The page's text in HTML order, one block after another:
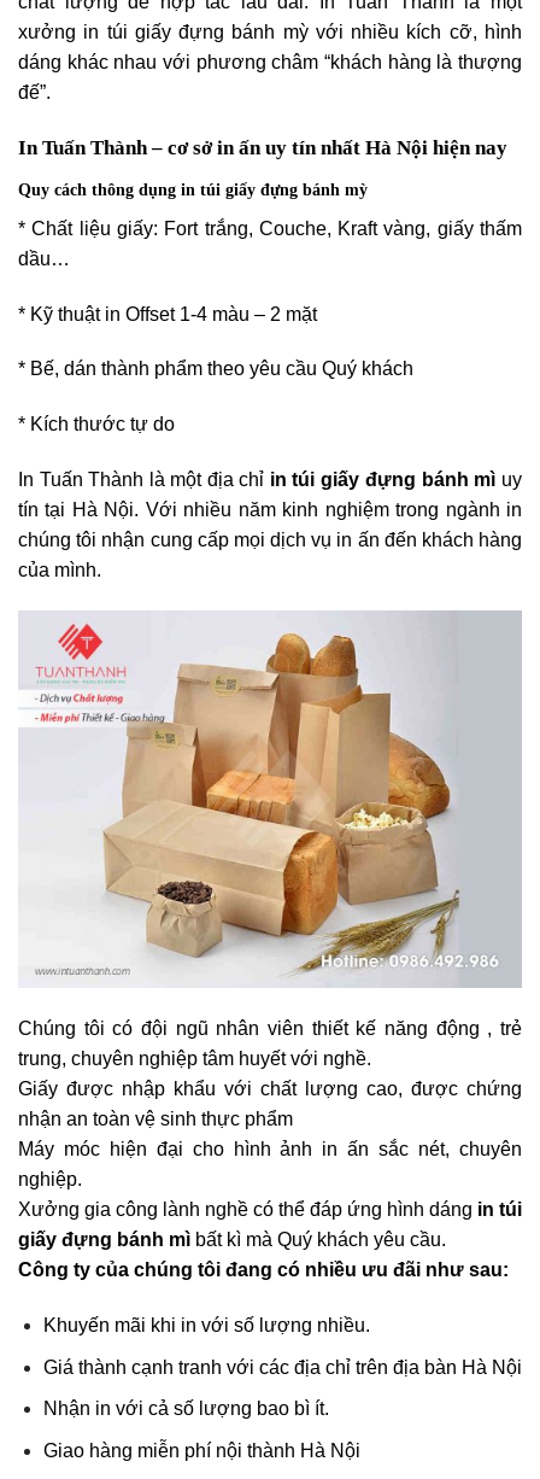
xưởng in túi giấy đựng bánh mỳ với nhiều kích cỡ, hình
dáng khác nhau với phương châm “khách hàng là thượng
đế”.
In Tuấn Thành – cơ sở in ấn uy tín nhất Hà Nội hiện nay
Quy cách thông dụng in túi giấy đựng bánh mỳ
* Chất liệu giấy: Fort trắng, Couche, Kraft vàng, giấy thấm
dầu…
* Kỹ thuật in Offset 1-4 màu – 2 mặt
* Bế, dán thành phẩm theo yêu cầu Quý khách
* Kích thước tự do
In Tuấn Thành là một địa chỉ in túi giấy đựng bánh mì uy
tín tại Hà Nội. Với nhiều năm kinh nghiệm trong ngành in
chúng tôi nhận cung cấp mọi dịch vụ in ấn đến khách hàng
của mình.
Chúng tôi có đội ngũ nhân viên thiết kế năng động , trẻ
trung, chuyên nghiệp tâm huyết với nghề.
Giấy được nhập khẩu với chất lượng cao, được chứng
nhận an toàn vệ sinh thực phẩm
Máy móc hiện đại cho hình ảnh in ấn sắc nét, chuyên
nghiệp.
Xưởng gia công lành nghề có thể đáp ứng hình dáng in túi
giấy đựng bánh mì bất kì mà Quý khách yêu cầu.
Công ty của chúng tôi đang có nhiều ưu đãi như sau:
Khuyến mãi khi in với số lượng nhiều.
Giá thành cạnh tranh với các địa chỉ trên địa bàn Hà Nội
Nhận in với cả số lượng bao bì ít.
Giao hàng miễn phí nội thành Hà Nội